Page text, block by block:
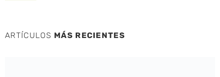
ARTÍCULOS MÁS RECIENTES